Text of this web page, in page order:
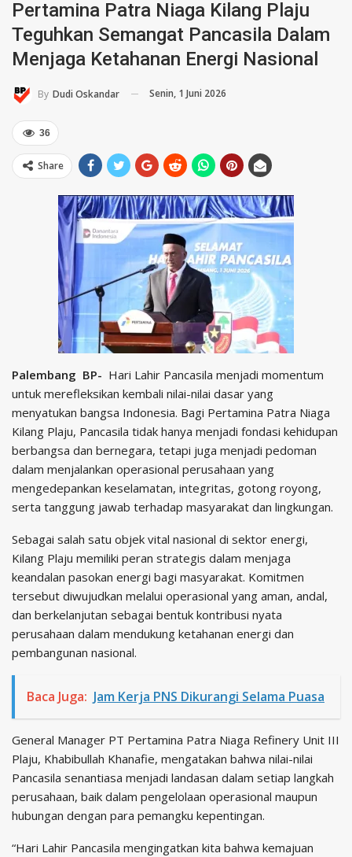
Pertamina Patra Niaga Kilang Plaju
Teguhkan Semangat Pancasila Dalam
Menjaga Ketahanan Energi Nasional
By Dudi Oskandar Senin, 1 Juni 2026
36
Share
Palembang BP- Hari Lahir Pancasila menjadi momentum
untuk merefleksikan kembali nilai-nilai dasar yang
menyatukan bangsa Indonesia. Bagi Pertamina Patra Niaga
Kilang Plaju, Pancasila tidak hanya menjadi fondasi kehidupan
berbangsa dan bernegara, tetapi juga menjadi pedoman
dalam menjalankan operasional perusahaan yang
mengedepankan keselamatan, integritas, gotong royong,
serta tanggung jawab terhadap masyarakat dan lingkungan.
Sebagai salah satu objek vital nasional di sektor energi,
Kilang Plaju memiliki peran strategis dalam menjaga
keandalan pasokan energi bagi masyarakat. Komitmen
tersebut diwujudkan melalui operasional yang aman, andal,
dan berkelanjutan sebagai bentuk kontribusi nyata
perusahaan dalam mendukung ketahanan energi dan
pembangunan nasional.
Baca Juga: Jam Kerja PNS Dikurangi Selama Puasa
General Manager PT Pertamina Patra Niaga Refinery Unit III
Plaju, Khabibullah Khanafie, mengatakan bahwa nilai-nilai
Pancasila senantiasa menjadi landasan dalam setiap langkah
perusahaan, baik dalam pengelolaan operasional maupun
hubungan dengan para pemangku kepentingan.
“Hari Lahir Pancasila mengingatkan kita bahwa kemajuan